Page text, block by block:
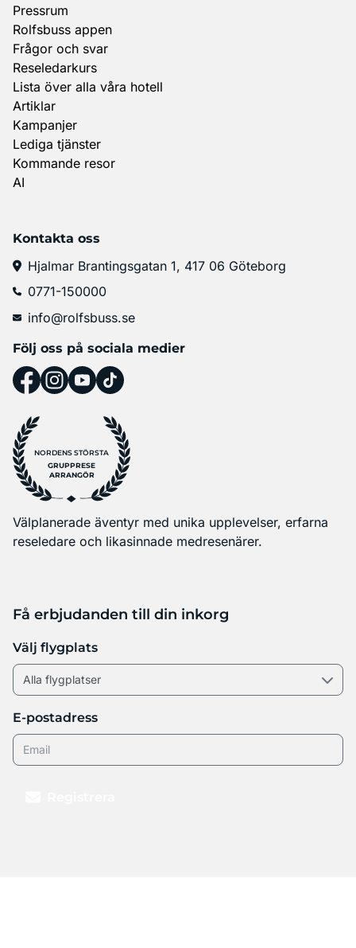
Pressrum
Rolfsbuss appen
Frågor och svar
Reseledarkurs
Lista över alla våra hotell
Artiklar
Kampanjer
Lediga tjänster
Kommande resor
AI
Kontakta oss
Hjalmar Brantingsgatan 1, 417 06 Göteborg
0771-150000
info@rolfsbuss.se
Följ oss på sociala medier
NORDENS STÖRSTA
GRUPPRESE
ARRANGÖR
Välplanerade äventyr med unika upplevelser, erfarna
reseledare och likasinnade medresenärer.
Få erbjudanden till din inkorg
Välj flygplats
E-postadress